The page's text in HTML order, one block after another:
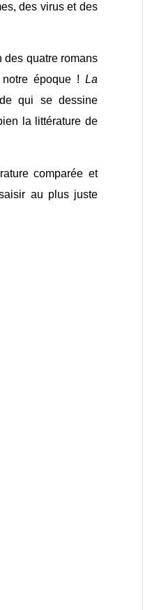
des virus et des
des quatre romans
époque ! La
qui se dessine
la littérature de
comparée et
au plus juste